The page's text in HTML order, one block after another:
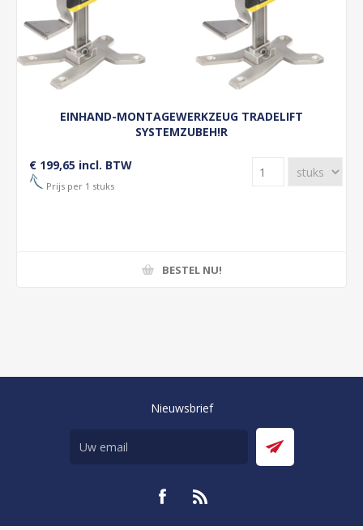
EINHAND-MONTAGEWERKZEUG TRADELIFT
SYSTEMZUBEH!R
€ 199,65 incl. BTW
Prijs per 1 stuks
BESTEL NU!
Nieuwsbrief